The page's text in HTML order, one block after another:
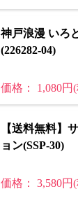
神戸浪漫 いろ
(226282-04)
価格： 1,080円
【送料無料】
ョン(SSP-30)
価格： 3,580円